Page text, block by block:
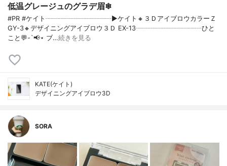
低温グレージュのグラデ眉❄
#PR #ケイト┈┈┈┈┈┈┈┈┈┈▶ケイト🔸３ＤアイブロウカラーＺ
GY-3🔸デザイニングアイブロウ３Ｄ EX-13┈┈┈┈┈┈┈┈┈┈ひと
こと💬-`📢⋆ ブ…続きを見る
KATE(ケイト)
デザイニングアイブロウ3D
SORA